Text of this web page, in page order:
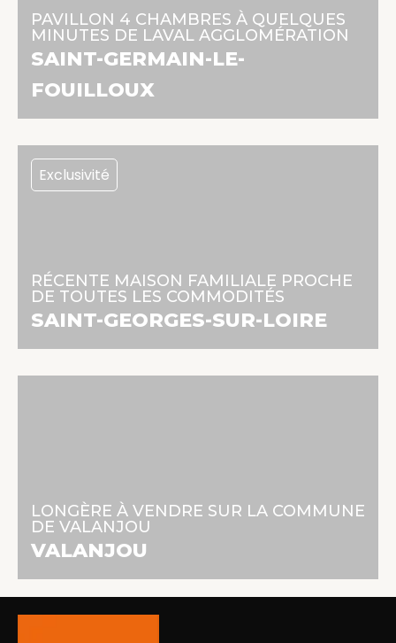
PAVILLON 4 CHAMBRES À QUELQUES
MINUTES DE LAVAL AGGLOMÉRATION
SAINT-GERMAIN-LE-
FOUILLOUX
236 250 €
178 m² | 6 pièces | 4 chambres
Exclusivité
RÉCENTE MAISON FAMILIALE PROCHE
DE TOUTES LES COMMODITÉS
SAINT-GEORGES-SUR-LOIRE
En savoir +
LONGÈRE À VENDRE SUR LA COMMUNE
DE VALANJOU
VALANJOU